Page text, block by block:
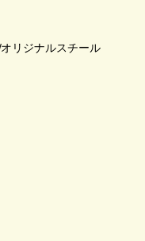
リジナルスチール